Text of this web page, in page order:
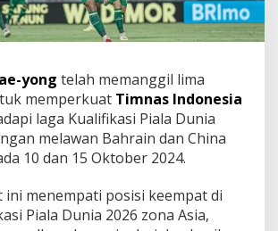
yong telah memanggil lima
memperkuat Timnas Indonesia
laga Kualifikasi Piala Dunia
melawan Bahrain dan China
10 dan 15 Oktober 2024.
ini menempati posisi keempat di
Piala Dunia 2026 zona Asia,